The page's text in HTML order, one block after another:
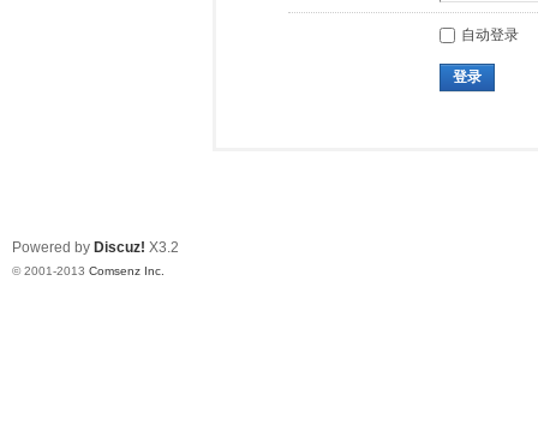
自动登录
登录
Powered by Discuz! X3.2
© 2001-2013 Comsenz Inc.